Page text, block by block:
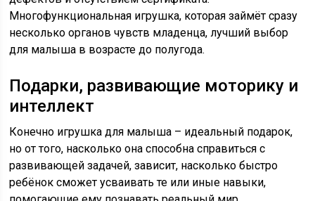
Многофункциональная игрушка, которая займёт сразу
несколько органов чувств младенца, лучший выбор
для малыша в возрасте до полугода.
Подарки, развивающие моторику и
интеллект
Конечно игрушка для малыша – идеальный подарок,
но от того, насколько она способна справиться с
развивающей задачей, зависит, насколько быстро
ребёнок сможет усваивать те или иные навыки,